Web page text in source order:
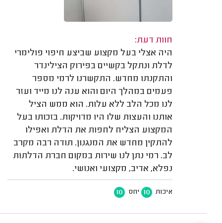
חוות דעת:
היה אצלי בעל מקצוע שביצע חיפוי פולימרי
לדלת ונתקל בקשיים בפירוק הצילינדר
והתקנתו מחדש. התקשרנו לרמי מספר
פעמים במהלך היום והוא ענה לנו מייד ועזר
לנו מכל הלב ללא עלות. הוא ממש הציל
אותנו והעצות שלו היו מדויקות. בזכותו בעל
המקצוע הצליח לחפות את הדלת ואפילו
להתקין מחדש את המנגנון. תודה רבה מקרב
לב. רמי נתן לנו שירות במקום חברת הדלתות
נפלא, אדיב, מקצועי ואנושי.
איכות 10 יחס 10